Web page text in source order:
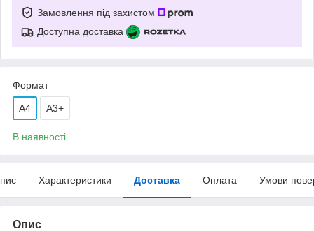
Замовлення під захистом
Доступна доставка
Формат
A4 А3+
В наявності
Характеристики Доставка Оплата Умови
Опис